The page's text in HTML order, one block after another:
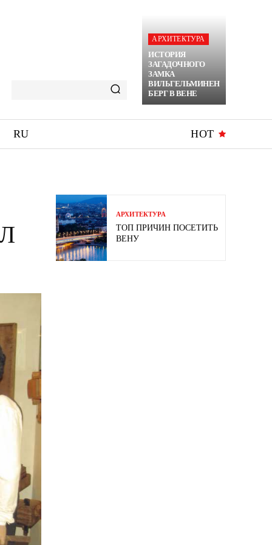
АРХИТЕКТУРА
ИСТОРИЯ
ЗАГАДОЧНОГО
ЗАМКА
ВИЛЬГЕЛЬМИНЕН
БЕРГ В ВЕНЕ
RU HOT
АРХИТЕКТУРА
ТОП ПРИЧИН ПОСЕТИТЬ
ВЕНУ